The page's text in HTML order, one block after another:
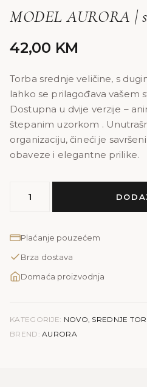
MODEL AURORA |
42,00 KM
Torba srednje veličine, s
lahko se prilagođava vašem
Dostupna u dvije verzije –
štepanim uzorkom .
organizaciju, čineći je
obaveze i elegantne prilike.
AURORA
smeđa
Plaćanje pouzećem
Brza dostava
Domaća proizvodnja
KATEGORIJE: NOVO, SREDNJE
BREND: AURORA